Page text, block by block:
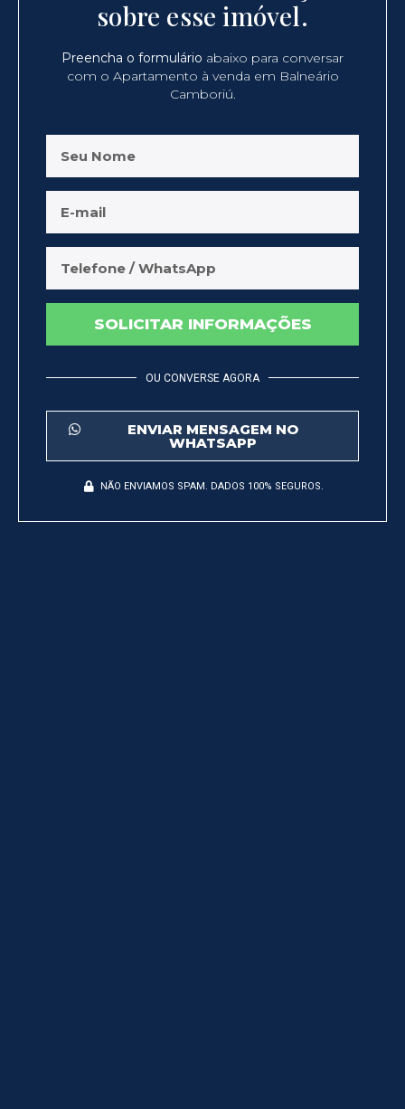
sobre esse imóvel.
Preencha o formulário abaixo para conversar
com o Apartamento à venda em Balneário
Camboriú.
SOLICITAR INFORMAÇÕES
OU CONVERSE AGORA
ENVIAR MENSAGEM NO
WHATSAPP
NÃO ENVIAMOS SPAM. DADOS 100% SEGUROS.